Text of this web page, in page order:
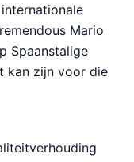
Mario
Spaanstalige
kan zijn voor die